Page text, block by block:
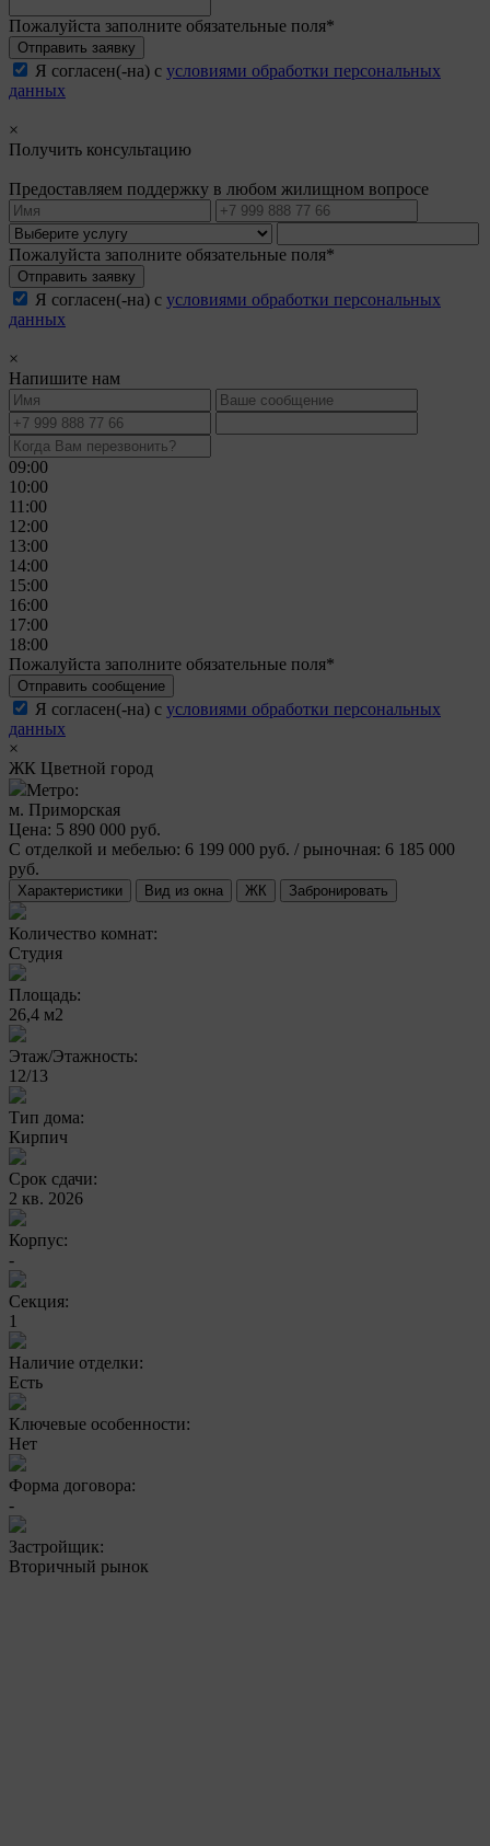
Пожалуйста заполните обязательные поля*
Отправить заявку
Я согласен(-на) с условиями обработки персональных
данных
×
Получить консультацию
Предоставляем поддержку в любом жилищном вопросе
Пожалуйста заполните обязательные поля*
Отправить заявку
Я согласен(-на) с условиями обработки персональных
данных
×
Напишите нам
09:00
10:00
11:00
12:00
13:00
14:00
15:00
16:00
17:00
18:00
Пожалуйста заполните обязательные поля*
Отправить сообщение
Я согласен(-на) с условиями обработки персональных
данных
×
ЖК Цветной город
Метро:
м. Приморская
Цена: 5 890 000 руб.
С отделкой и мебелью: 6 199 000 руб. / рыночная: 6 185 000
руб.
Характеристики Вид из окна ЖК Забронировать
Количество комнат:
Студия
Площадь:
26,4 м2
Этаж/Этажность:
12/13
Тип дома:
Кирпич
Срок сдачи:
2 кв. 2026
Корпус:
-
Секция:
1
Наличие отделки:
Есть
Ключевые особенности:
Нет
Форма договора:
-
Застройщик:
Вторичный рынок